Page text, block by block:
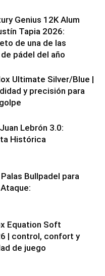
Genius 12K Alum
Tapia 2026:
de una de las
pádel del año
Ultimate Silver/Blue |
y precisión para
Lebrón 3.0:
Histórica
Bullpadel para
Equation Soft
| control, confort y
de juego